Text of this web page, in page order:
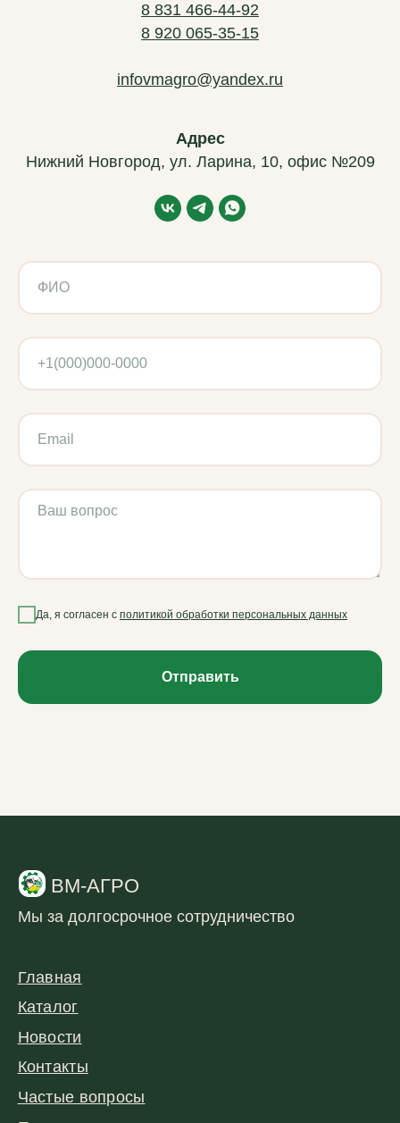
8 831 466-44-92
8 920 065-35-15
infovmagro@yandex.ru
Адрес
Нижний Новгород, ул. Ларина, 10, офис №209
Да, я согласен с политикой обработки персональных данных
Отправить